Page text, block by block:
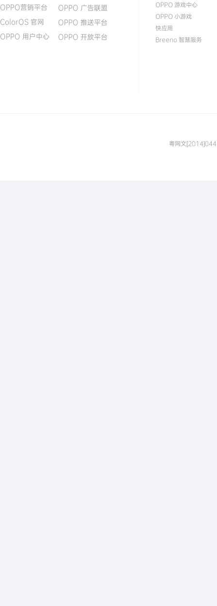
OPPO营销平台
ColorOS 官网
OPPO 用户中心
OPPO 广告联盟
OPPO 推送平台
OPPO 开放平台
OPPO 游戏中心
OPPO 小游戏
快应用
Breeno 智慧服务
粤网文